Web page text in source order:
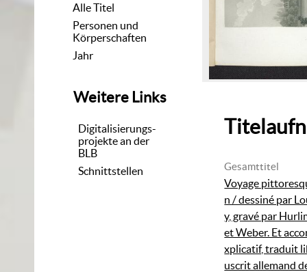
Alle Titel
Personen und
Körperschaften
Jahr
Weitere Links
Digitalisierungs-
projekte an der
BLB
Schnittstellen
Gesamttitel
Voyage
n / dessiné par
y, gravé par
et Weber. Et
xplicatif, traduit
uscrit allemand